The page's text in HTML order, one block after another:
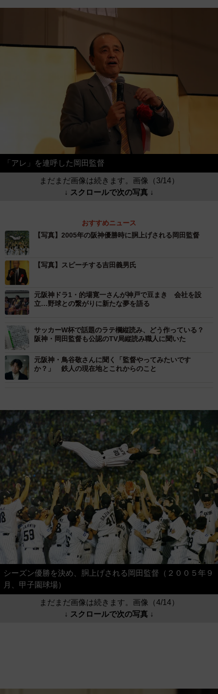
「アレ」を連呼した岡田監督
まだまだ画像は続きます。画像（3/14）
↓ スクロールで次の写真 ↓
おすすめニュース
【写真】2005年の阪神優勝時に胴上げされる岡田監督
【写真】スピーチする吉田義男氏
元阪神ドラ1・的場寛一さんが神戸で豆まき 会社を設
立…野球との繋がりに新たな夢を語る
サッカーW杯で話題のラテ欄縦読み、どう作っている？
阪神・岡田監督も公認のTV局縦読み職人に聞いた
元阪神・鳥谷敬さんに聞く「監督やってみたいです
か？」 鉄人の現在地とこれからのこと
シーズン優勝を決め、胴上げされる岡田監督（２００５年９
月、甲子園球場）
まだまだ画像は続きます。画像（4/14）
↓ スクロールで次の写真 ↓